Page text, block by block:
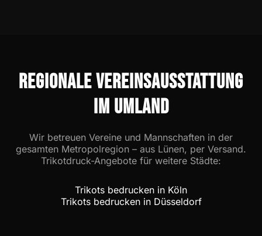
Vereinsplattform (SportBros Club) zugreifen.
Dort verwaltest du als Trainer, Abteilungsleiter
oder Vorstand ganz bequem eure
online frei und startest Nachbestellungen mit
wenigen Klicks.
REGIONALE VEREINSAUSSTATTUNG
IM UMLAND
Wir betreuen Vereine und Mannschaften in der
gesamten Metropolregion – aus Lünen, per Versand.
Trikotdruck-Angebote für weitere Städte:
Trikots bedrucken in Köln
Trikots bedrucken in Düsseldorf